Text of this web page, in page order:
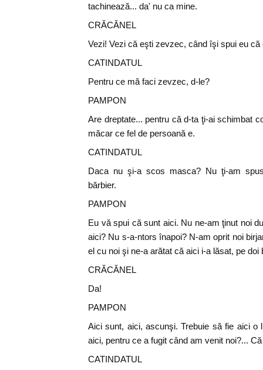
tachinează... da' nu ca mine.
CRĂCĂNEL
Vezi! Vezi că eşti zevzec, când îşi spui eu
CATINDATUL
Pentru ce mă faci zevzec, d-le?
PAMPON
Are dreptate... pentru că d-ta ţi-ai schimbat
măcar ce fel de persoană e.
CATINDATUL
Daca nu şi-a scos masca? Nu ţi-am
bărbier.
PAMPON
Eu vă spui că sunt aici. Nu ne-am ţinut noi
aici? Nu s-a-ntors înapoi? N-am oprit noi
el cu noi şi ne-a arătat că aici i-a lăsat, pe doi
CRĂCĂNEL
Da!
PAMPON
Aici sunt, aici, ascunşi. Trebuie să fie aici o
aici, pentru ce a fugit când am venit noi?...
CATINDATUL